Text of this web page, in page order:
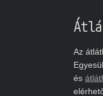
Az
és